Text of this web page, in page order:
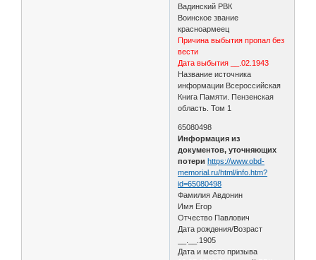
Вадинский РВК
Воинское звание
красноармеец
Причина выбытия пропал без
вести
Дата выбытия __.02.1943
Название источника
информации Всероссийская
Книга Памяти. Пензенская
область. Том 1
65080498
Информация из
документов, уточняющих
потери https://www.obd-
memorial.ru/html/info.htm?
id=65080498
Фамилия Авдонин
Имя Егор
Отчество Павлович
Дата рождения/Возраст
__.__.1905
Дата и место призыва